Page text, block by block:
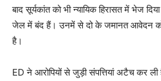
बाद सूर्यकांत को भी न्यायिक हिरासत में भेज
जेल में बंद हैं। उनमें से दो के जमानत आवेदन
है।
ED ने आरोपियों से जुड़ी संपत्तियां अटैच कर